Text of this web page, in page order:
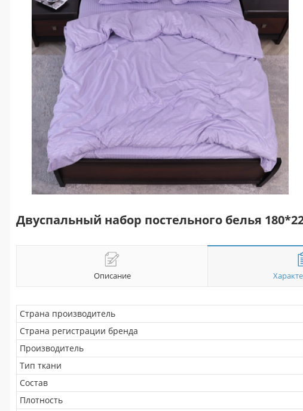
Двуспальный набор постельного белья
Описание
Страна производитель
Страна регистрации бренда
Производитель
Тип ткани
Состав
Плотность